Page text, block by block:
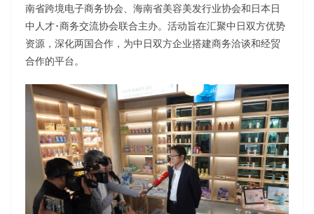
南省跨境电子商务协会、海南省美容美发行业协会和日本日
中人才･商务交流协会联合主办。活动旨在汇聚中日双方优势
资源，深化两国合作，为中日双方企业搭建商务洽谈和经贸
合作的平台。